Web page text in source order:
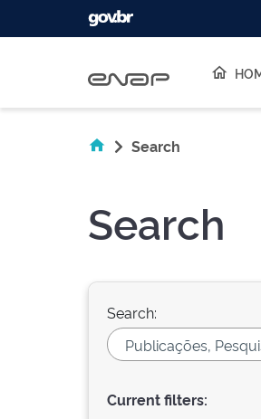
Search
Search
Search:
Current filters: